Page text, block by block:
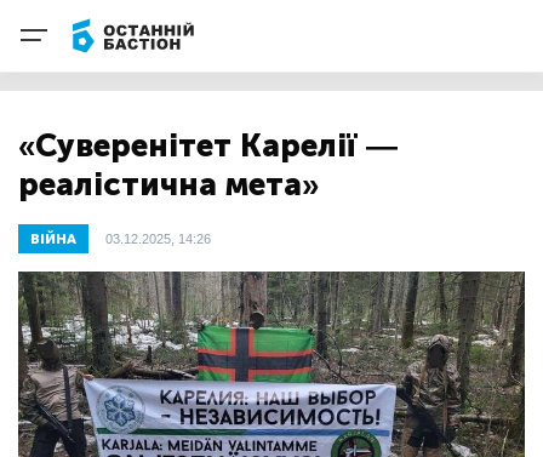
«Суверенітет Карелії —
реалістична мета»
ВІЙНА 03.12.2025, 14:26